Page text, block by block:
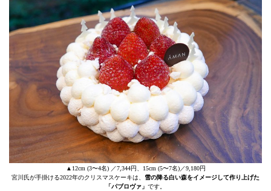
▲12cm (3〜4名) ／7,344円、15cm (5〜7名)／9,180円
宮川氏が手掛ける2022年のクリスマスケーキは、 雪の降る白い森をイメージして作り上げた
「パブロヴァ」 です。